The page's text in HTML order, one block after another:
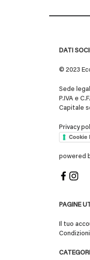
DATI
© 2023
Sede
P.IVA e
Capitale
Privacy
Cookie
powered
PAGINE
Il tuo